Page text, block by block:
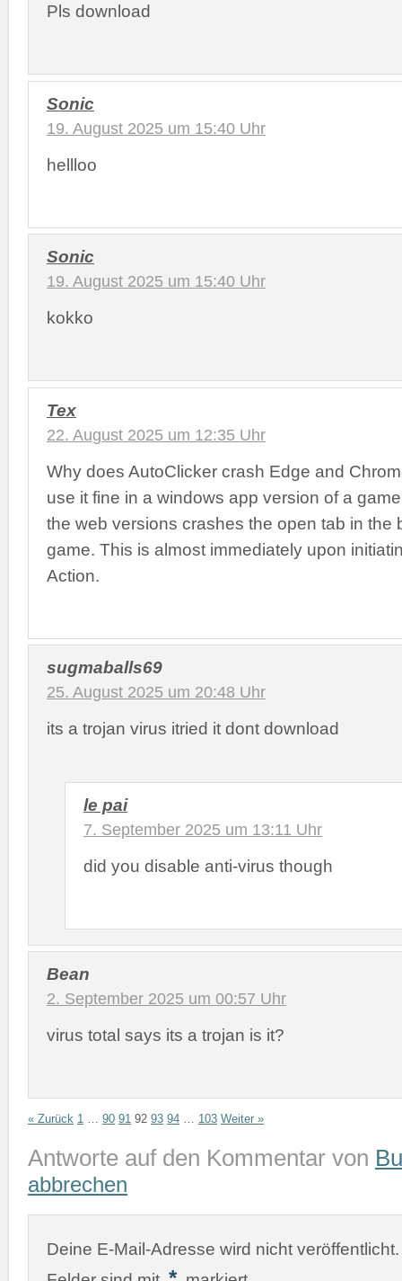
Pls download
Sonic
19. August 2025 um 15:40 Uhr
hellloo
Sonic
19. August 2025 um 15:40 Uhr
kokko
Tex
22. August 2025 um 12:35 Uhr
Why does AutoClicker crash Edge and
use it fine in a windows app version of a
the web versions crashes the open tab in the
game. This is almost immediately upon
Action.
sugmaballs69
25. August 2025 um 20:48 Uhr
its a trojan virus itried it dont download
le pai
7. September 2025 um 13:11 Uhr
did you disable anti-virus though
Bean
2. September 2025 um 00:57 Uhr
virus total says its a trojan is it?
« Zurück 1 … 90 91 92 93 94 … 103 Weiter »
Antworte auf den Kommentar von
abbrechen
Deine E-Mail-Adresse wird nicht veröffentlicht.